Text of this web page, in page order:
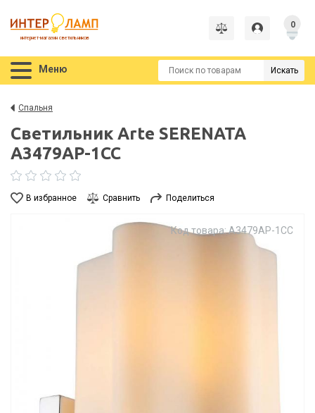
интернет-магазин светильников
0
Меню Искать
Спальня
Светильник Arte SERENATA
A3479AP-1CC
В избранное Сравнить Поделиться
Код товара: A3479AP-1CC